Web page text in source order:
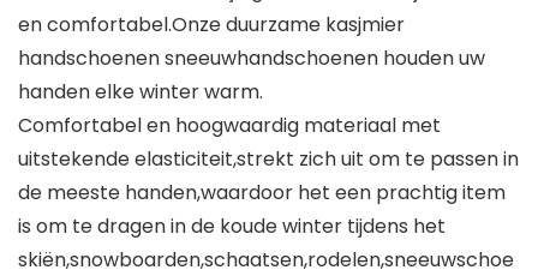
en comfortabel.Onze duurzame kasjmier
handschoenen sneeuwhandschoenen houden uw
handen elke winter warm.
Comfortabel en hoogwaardig materiaal met
uitstekende elasticiteit,strekt zich uit om te passen in
de meeste handen,waardoor het een prachtig item
is om te dragen in de koude winter tijdens het
skiën,snowboarden,schaatsen,rodelen,sneeuwschoe